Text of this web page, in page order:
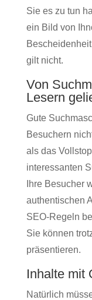
Sie es zu tun
ein Bild von
gilt nicht.
Von
Lesern
Gute
Besuchern
als das
interessanten
Ihre Besucher
authentischen
SEO-Regeln
Sie können
präsentieren.
Inhalte mit
Natürlich